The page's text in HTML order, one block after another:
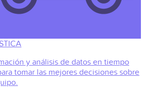
y análisis de datos en tiempo
tomar las mejores decisiones sobre